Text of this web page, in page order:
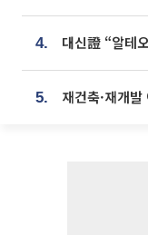
4.
5.